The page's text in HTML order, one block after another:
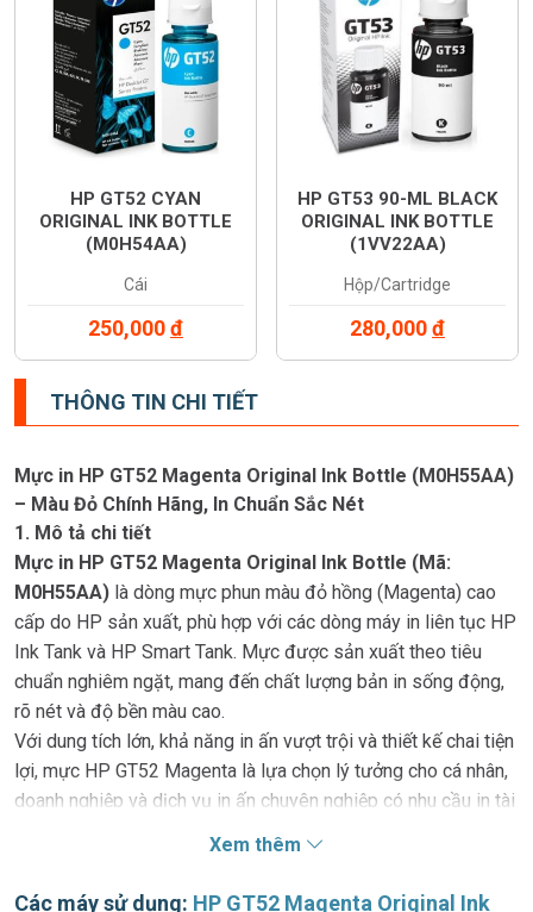
HP GT52 CYAN
ORIGINAL INK BOTTLE
(M0H54AA)
Cái
250,000đ
HP GT53 90-ML BLACK
ORIGINAL INK BOTTLE
(1VV22AA)
Hộp/Cartridge
280,000đ
THÔNG TIN CHI TIẾT
Mực in HP GT52 Magenta Original Ink Bottle (M0H55AA)
– Màu Đỏ Chính Hãng, In Chuẩn Sắc Nét
1. Mô tả chi tiết
Mực in HP GT52 Magenta Original Ink Bottle (Mã:
M0H55AA) là dòng mực phun màu đỏ hồng (Magenta) cao
cấp do HP sản xuất, phù hợp với các dòng máy in liên tục HP
Ink Tank và HP Smart Tank. Mực được sản xuất theo tiêu
chuẩn nghiêm ngặt, mang đến chất lượng bản in sống động,
rõ nét và độ bền màu cao.
Với dung tích lớn, khả năng in ấn vượt trội và thiết kế chai tiện
lợi, mực HP GT52 Magenta là lựa chọn lý tưởng cho cá nhân,
doanh nghiệp và dịch vụ in ấn chuyên nghiệp có nhu cầu in tài
2. Ưu điểm nổi bật
Xem thêm
Các máy sử dụng: HP GT52 Magenta Original Ink